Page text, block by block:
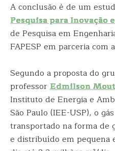
A conclusão é de um
Pesquisa para Inovação
de Pesquisa em
FAPESP em parceria com
Segundo a proposta do
professorEdmilson
Instituto de Energia e
São Paulo (IEE-USP), o
transportado na forma de
e distribuído em pequena